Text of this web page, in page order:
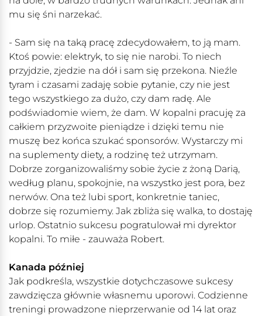
mu się śni narzekać.
- Sam się na taką pracę zdecydowałem, to ją mam.
Ktoś powie: elektryk, to się nie narobi. To niech
przyjdzie, zjedzie na dół i sam się przekona. Nieźle
tyram i czasami zadaję sobie pytanie, czy nie jest
tego wszystkiego za dużo, czy dam radę. Ale
podświadomie wiem, że dam. W kopalni pracuję za
całkiem przyzwoite pieniądze i dzięki temu nie
muszę bez końca szukać sponsorów. Wystarczy mi
na suplementy diety, a rodzinę też utrzymam.
Dobrze zorganizowaliśmy sobie życie z żoną Darią,
według planu, spokojnie, na wszystko jest pora, bez
nerwów. Ona też lubi sport, konkretnie taniec,
dobrze się rozumiemy. Jak zbliża się walka, to dostaję
urlop. Ostatnio sukcesu pogratulował mi dyrektor
kopalni. To miłe - zauważa Robert.
Kanada później
Jak podkreśla, wszystkie dotychczasowe sukcesy
zawdzięcza głównie własnemu uporowi. Codzienne
treningi prowadzone nieprzerwanie od 14 lat oraz